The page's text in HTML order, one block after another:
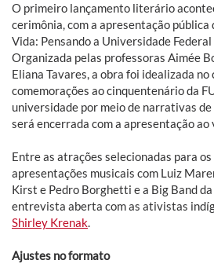
O primeiro lançamento literário
cerimônia, com a apresentação
Vida: Pensando a Universidade Federal
Organizada pelas professoras Aimée
Eliana Tavares, a obra foi idealizada
comemorações ao cinquentenário da
universidade por meio de narrativas
será encerrada com a apresentação ao
Entre as atrações selecionadas para
apresentações musicais com Luiz
Kirst e Pedro Borghetti e a Big Band da
entrevista aberta com as ativistas
Shirley Krenak.
Ajustes no formato